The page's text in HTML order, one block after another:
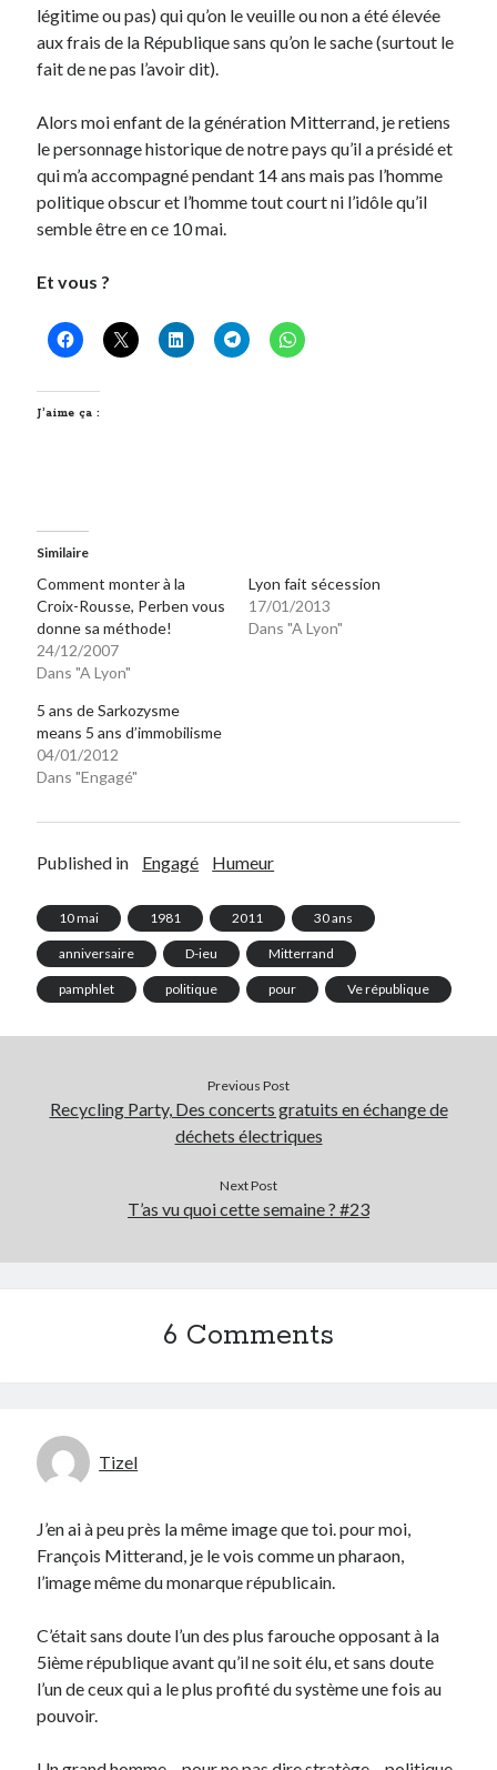
légitime ou pas) qui qu’on le veuille ou non a été élevée
aux frais de la République sans qu’on le sache (surtout le
fait de ne pas l’avoir dit).
Alors moi enfant de la génération Mitterrand, je retiens
le personnage historique de notre pays qu’il a présidé et
qui m’a accompagné pendant 14 ans mais pas l’homme
politique obscur et l’homme tout court ni l’idôle qu’il
semble être en ce 10 mai.
Et vous ?
J’aime ça :
Similaire
Comment monter à la
Croix-Rousse, Perben vous
donne sa méthode!
24/12/2007
Dans "A Lyon"
Lyon fait sécession
17/01/2013
Dans "A Lyon"
5 ans de Sarkozysme
means 5 ans d’immobilisme
04/01/2012
Dans "Engagé"
Published in Engagé Humeur
10 mai 1981 2011 30 ans
anniversaire D-ieu Mitterrand
pamphlet politique pour Ve république
Previous Post
Recycling Party, Des concerts gratuits en échange de
déchets électriques
Next Post
T’as vu quoi cette semaine ? #23
6 Comments
Tizel
J’en ai à peu près la même image que toi. pour moi,
François Mitterand, je le vois comme un pharaon,
l’image même du monarque républicain.
C’était sans doute l’un des plus farouche opposant à la
5ième république avant qu’il ne soit élu, et sans doute
l’un de ceux qui a le plus profité du système une fois au
pouvoir.